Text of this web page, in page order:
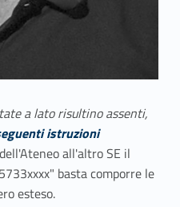
a lato risultino assenti,
istruzioni
all'altro SE il
basta comporre le
esteso.